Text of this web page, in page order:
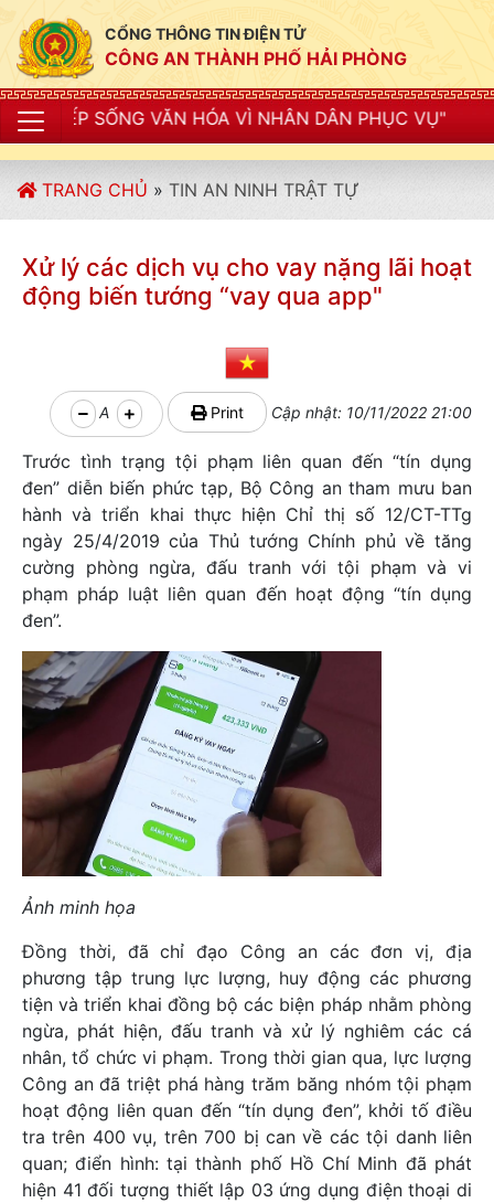
CỔNG THÔNG TIN ĐIỆN TỬ
CÔNG AN THÀNH PHỐ HẢI PHÒNG
HÓA VÌ NHÂN DÂN PHỤC VỤ"
TRANG CHỦ » TIN AN NINH TRẬT TỰ
Xử lý các dịch vụ cho vay nặng lãi hoạt
động biến tướng “vay qua app"
A Print Cập nhật: 10/11/2022 21:00
Trước tình trạng tội phạm liên quan đến “tín dụng
đen” diễn biến phức tạp, Bộ Công an tham mưu ban
hành và triển khai thực hiện Chỉ thị số 12/CT-TTg
ngày 25/4/2019 của Thủ tướng Chính phủ về tăng
cường phòng ngừa, đấu tranh với tội phạm và vi
phạm pháp luật liên quan đến hoạt động “tín dụng
đen”.
Ảnh minh họa
Đồng thời, đã chỉ đạo Công an các đơn vị, địa
phương tập trung lực lượng, huy động các phương
tiện và triển khai đồng bộ các biện pháp nhằm phòng
ngừa, phát hiện, đấu tranh và xử lý nghiêm các cá
nhân, tổ chức vi phạm. Trong thời gian qua, lực lượng
Công an đã triệt phá hàng trăm băng nhóm tội phạm
hoạt động liên quan đến “tín dụng đen”, khởi tố điều
tra trên 400 vụ, trên 700 bị can về các tội danh liên
quan; điển hình: tại thành phố Hồ Chí Minh đã phát
hiện 41 đối tượng thiết lập 03 ứng dụng điện thoại di